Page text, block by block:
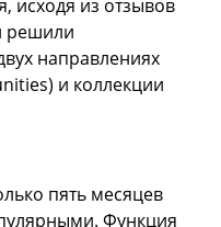
исходя из отзывов
решили
направлениях
и коллекции
пять месяцев
Функция